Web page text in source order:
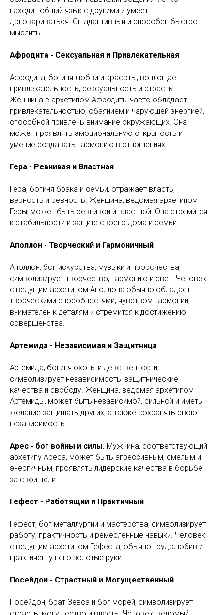
находит общий язык с другими и умеет
договариваться. Он адаптивный и способен быстро
мыслить.
Афродита - Сексуальная и Привлекательная
Афродита, богиня любви и красоты, воплощает
привлекательность, сексуальность и страсть.
Женщина с архетипом Афродиты часто обладает
привлекательностью, обаянием и чарующей энергией,
способной привлечь внимание окружающих. Она
может проявлять эмоциональную открытость и
умение создавать гармонию в отношениях.
Гера - Ревнивая и Властная
Гера, богиня брака и семьи, отражает власть,
верность и ревность. Женщина, ведомая архетипом
Геры, может быть ревнивой и властной. Она стремится
к стабильности и защите своего дома и семьи.
Аполлон - Творческий и Гармоничный
Аполлон, бог искусства, музыки и пророчества,
символизирует творчество, гармонию и свет. Человек
с ведущим архетипом Аполлона обычно обладает
творческими способностями, чувством гармонии,
внимателен к деталям и стремится к достижению
совершенства.
Артемида - Независимая и Защитница
Артемида, богиня охоты и девственности,
символизирует независимость, защитнические
качества и свободу. Женщина, ведомая архетипом
Артемиды, может быть независимой, сильной и иметь
желание защищать других, а также сохранять свою
независимость.
Арес - бог войны и силы. Мужчина, соответствующий
архетипу Ареса, может быть агрессивным, смелым и
энергичным, проявлять лидерские качества в борьбе
за свои цели.
Гефест - Работящий и Практичный
Гефест, бог металлургии и мастерства, символизирует
работу, практичность и ремесленные навыки. Человек
с ведущим архетипом Гефеста, обычно трудолюбив и
практичен, у него золотые руки.
Посейдон - Страстный и Могущественный
Посейдон, брат Зевса и бог морей, символизирует